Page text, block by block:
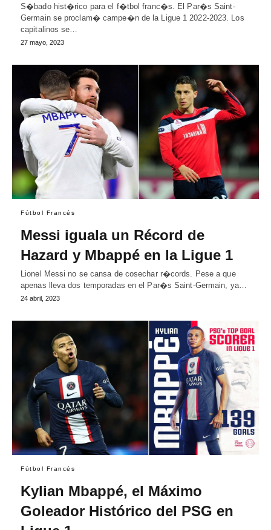
S�bado hist�rico para el f�tbol franc�s. El Par�s Saint-
Germain se proclam� campe�n de la Ligue 1 2022-2023. Los
capitalinos se…
27 mayo, 2023
Fútbol Francés
Messi iguala un Récord de
Hazard y Mbappé en la Ligue 1
Lionel Messi no se cansa de cosechar r�cords. Pese a que
apenas lleva dos temporadas en el Par�s Saint-Germain, ya…
24 abril, 2023
Fútbol Francés
Kylian Mbappé, el Máximo
Goleador Histórico del PSG en